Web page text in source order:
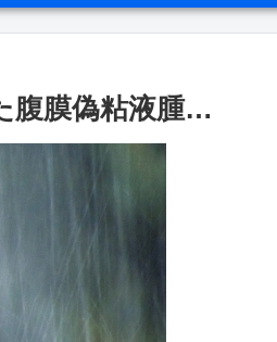
腹膜偽粘液腫…